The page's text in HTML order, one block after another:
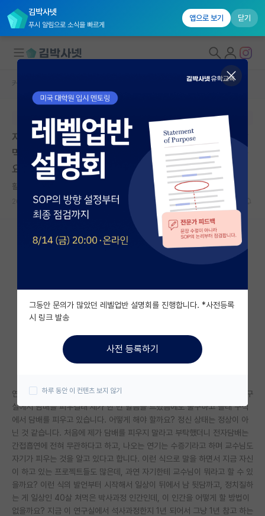
김박사넷
푸시 알림으로 소식을 빠르게
앱으로 보기 닫기
대학원생 모집
국내대학원 정보
연구실&오픈랩
커뮤니티
커뮤니티 홈
전체글보기
베스트 게시판
자유 게시판(아무개랩)
미국 유학 게시판
미국 대학원 합격 후기 게시판
대학원생 모집 게시판
연구실(PI) 홍보 게시판
석박사 채용 정보 게시판
임용 정보 게시판
학부 인턴 게시판
취업 게시판
커뮤니티 홈
본문이 수정되지 않는 박제글입니다.
저희 연구실안에서 전자담배를 피는 박사과정 하는 40살
먹은 사람이 있는데 이 인간을 어떻게 조질 방법이 없을까
요?
활기찬 레오나르도 다빈치
2023.11.30 11 2661
연초를 태우시다가 어느 순간부터 전자담배를 피우기 시작했는데, 계속 연구
실에서 담배를 피우길래 제가 한 번 말씀을 드렸음에도 불구하고 몰래 구석
에서 담배를 피우고 있습니다. 어떻게 해야 할까요? 정신 상태는 정상이 아
닌 것 같습니다. 처음에 제가 담배를 피우지 말라고 부탁했더니 전자담배는
간접흡연에 전혀 무관하다고 하고, 나오는 연기는 수증기라고 하며 교수님도
자기가 피우는 것을 알고 있다고 합니다. 이런 식으로 말을 하면서 지금 자신
이 하고 있는 프로젝트들도 많은데, 과연 자기한테 교수님이 뭐라고 할 수 있
을까요? 이런 식의 발언부터 시작해서 일상이 뒤에서 남 뒷담까고, 정치질하
는 게 일상인 40살 쳐먹은 박사과정 인간인데, 이 인간을 어떻게 할 방법이
없을까요? 지금 이 연구실에서 석사과정한지 1년 되어서 그냥 1년 참고 하는
그동안 문의가 많았던 레벨업반 설명회를 진행합니다. *사전등록
시 링크 발송
사전 등록하기
하루 동안 이 컨텐츠 보지 않기